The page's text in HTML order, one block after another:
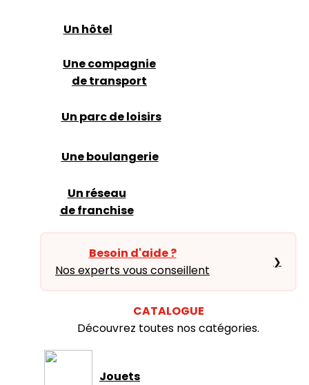
Un hôtel
Une compagnie
de transport
Un parc de loisirs
Une boulangerie
Un réseau
de franchise
Besoin d'aide ?
Nos experts vous conseillent
❯
CATALOGUE
Découvrez toutes nos catégories.
Jouets